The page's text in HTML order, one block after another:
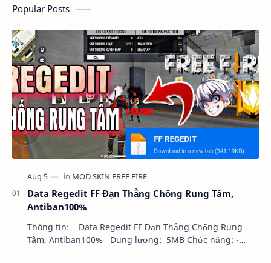
Popular Posts
Data Regedit FF Đạn Thẳng Chống Rung Tâm,
Antiban100%
Thông tin: Data Regedit FF Đạn Thẳng Chống Rung
Tâm, Antiban100% Dung lượng: 5MB Chức năng: -